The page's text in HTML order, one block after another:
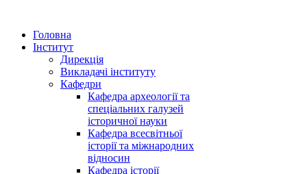
Головна
Інститут
Дирекція
Викладачі інституту
Кафедри
Кафедра археології та
спеціальних галузей
історичної науки
Кафедра всесвітньої
історії та міжнародних
відносин
Кафедра історії